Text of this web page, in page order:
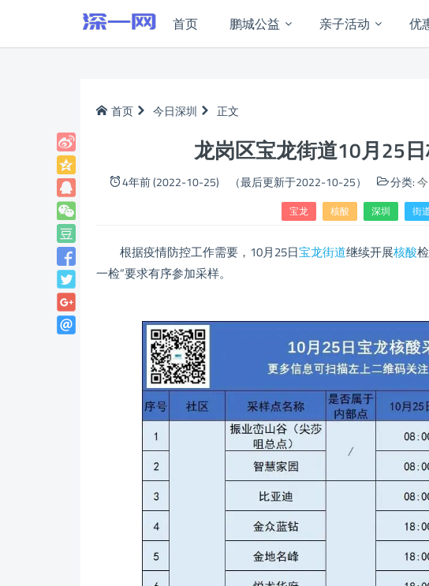
首页 鹏城公益 亲子活动 优
首页 今日深圳 正文
龙岗区宝龙街道10月25
4年前 (2022-10-25) （最后更新于2022-10-25） 分类:
宝龙 核酸 深圳 街
根据疫情防控工作需要，10月25日宝龙街道继续开展核酸
一检”要求有序参加采样。